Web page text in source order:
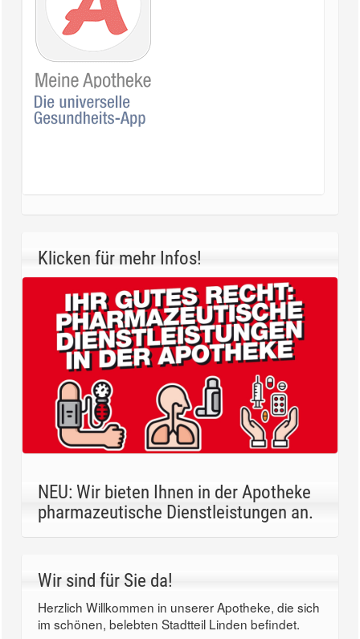
Klicken für mehr Infos!
NEU: Wir bieten Ihnen in der Apotheke
pharmazeutische Dienstleistungen an.
Wir sind für Sie da!
Herzlich Willkommen in unserer Apotheke, die sich
im schönen, belebten Stadtteil Linden befindet.